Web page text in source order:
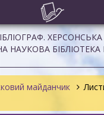
НАУКОВА БІБЛІОТЕКА
майданчик